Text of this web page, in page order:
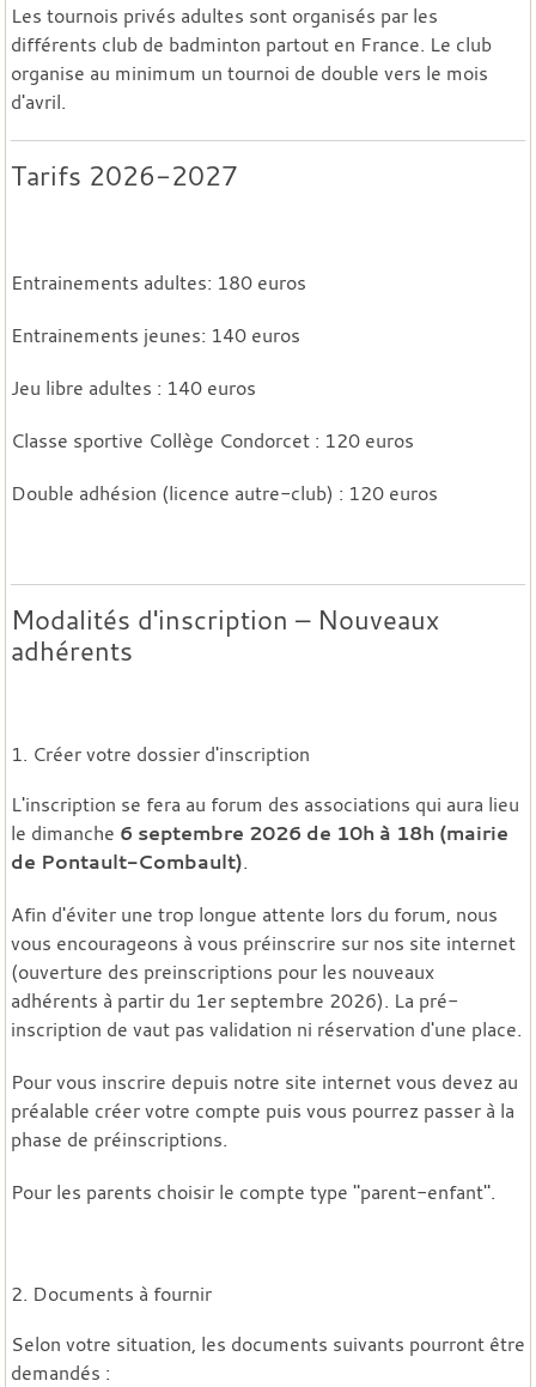
Les tournois privés adultes sont organisés par les
différents club de badminton partout en France. Le club
organise au minimum un tournoi de double vers le mois
d'avril.
Tarifs 2026-2027
Entrainements adultes: 180 euros
Entrainements jeunes: 140 euros
Jeu libre adultes : 140 euros
Classe sportive Collège Condorcet : 120 euros
Double adhésion (licence autre-club) : 120 euros
Modalités d'inscription – Nouveaux
adhérents
1. Créer votre dossier d'inscription
L'inscription se fera au forum des associations qui aura lieu
le dimanche 6 septembre 2026 de 10h à 18h (mairie
de Pontault-Combault).
Afin d'éviter une trop longue attente lors du forum, nous
vous encourageons à vous préinscrire sur nos site internet
(ouverture des preinscriptions pour les nouveaux
adhérents à partir du 1er septembre 2026). La pré-
inscription de vaut pas validation ni réservation d'une place.
Pour vous inscrire depuis notre site internet vous devez au
préalable créer votre compte puis vous pourrez passer à la
phase de préinscriptions.
Pour les parents choisir le compte type "parent-enfant".
2. Documents à fournir
Selon votre situation, les documents suivants pourront être
demandés :